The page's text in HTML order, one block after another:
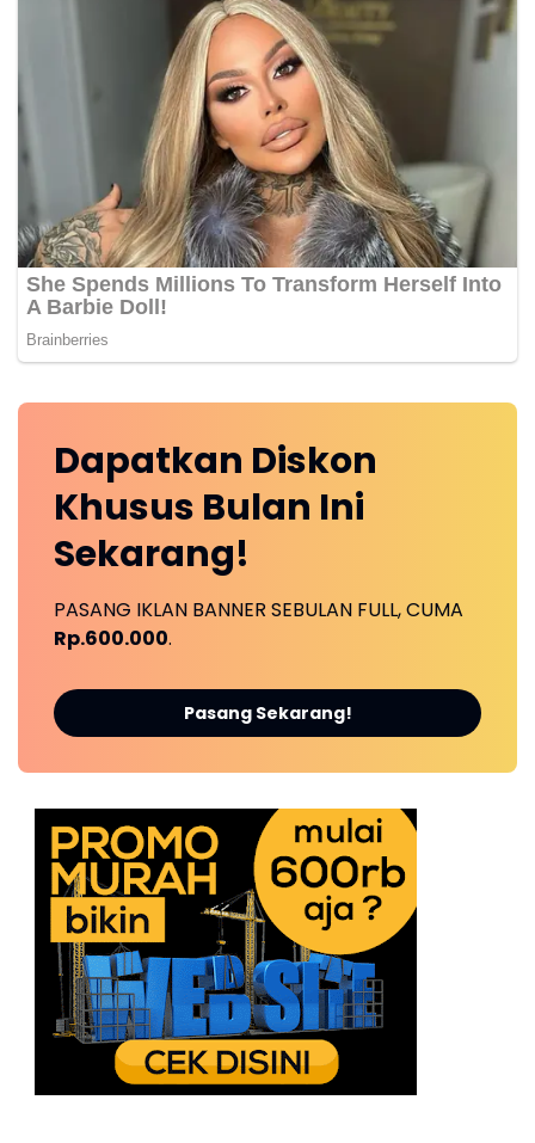
Dapatkan Diskon
Khusus Bulan Ini
Sekarang!
PASANG IKLAN BANNER SEBULAN FULL, CUMA
Rp.600.000.
Pasang Sekarang!